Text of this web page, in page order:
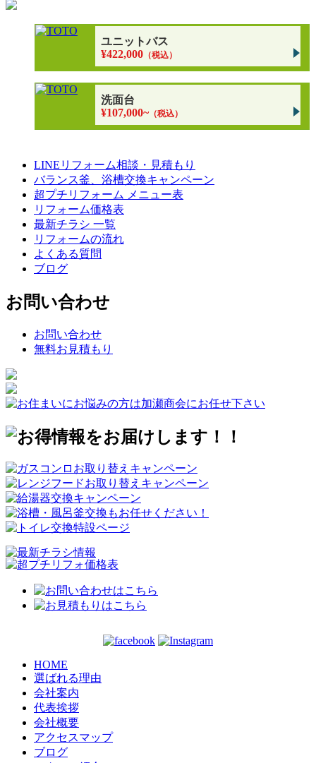
ユニットバス
¥422,000 （税込）
洗面台
¥107,000~（税込）
LINEリフォーム相談・見積もり
バランス釜、浴槽交換キャンペーン
超プチリフォーム メニュー表
リフォーム価格表
最新チラシ 一覧
リフォームの流れ
よくある質問
ブログ
お問い合わせ
お問い合わせ
無料お見積もり
HOME
選ばれる理由
会社案内
代表挨拶
会社概要
アクセスマップ
ブログ